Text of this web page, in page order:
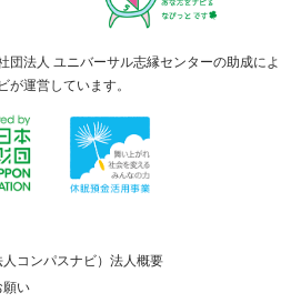
団法人 ユニバーサル志縁センターの助成によ
が運営しています。
コンパスナビ）法人概要
願い